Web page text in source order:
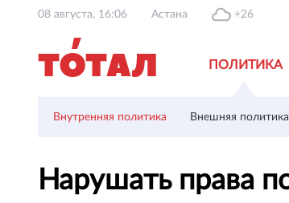
08 августа, 16:06 Астана +26
ПОЛИТИКА
Внутренняя политика Внешняя политика
Нарушать права